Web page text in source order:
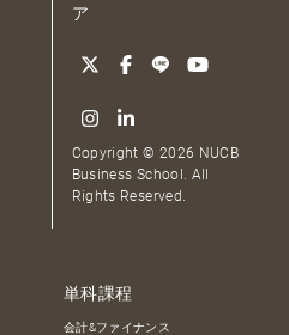
ア
Copyright © 2026 NUCB
Business School. All
Rights Reserved.
単科課程
会計&ファイナンス